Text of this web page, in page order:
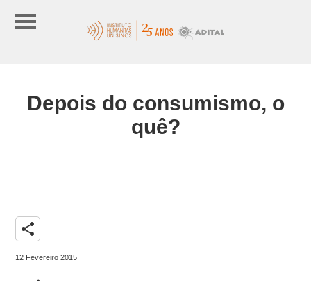
Depois do consumismo, o
quê?
share
12 Fevereiro 2015